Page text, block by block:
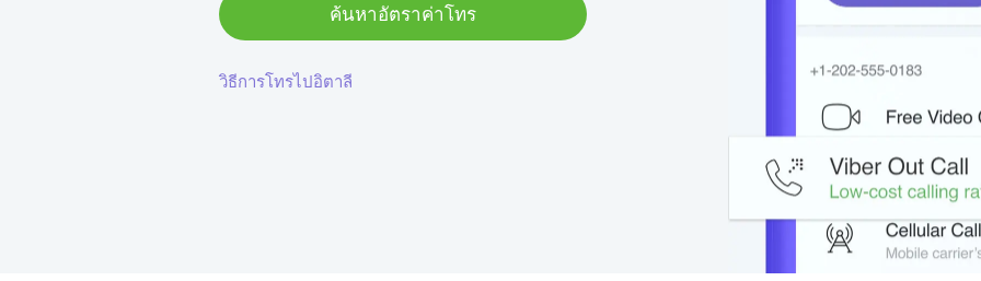
ค้นหาอัตราค่าโทร
วิธีการโทรไปอิตาลี